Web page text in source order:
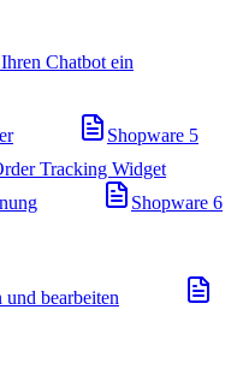
Chatbot ein
Shopware 5
Tracking Widget
Shopware 6
bearbeiten